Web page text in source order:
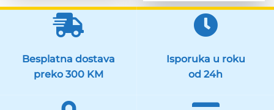
Besplatna dostava
preko 300 KM
Isporuka u roku
od 24h